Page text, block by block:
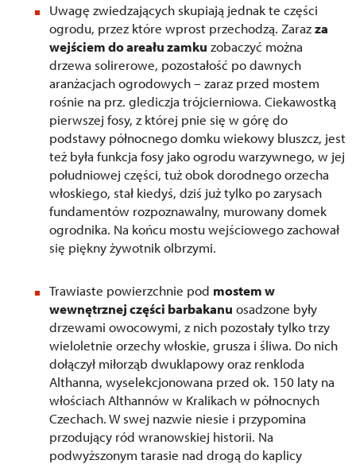
Uwagę zwiedzających skupiają jednak te części
ogrodu, przez które wprost przechodzą. Zarazza
wejściem do areału zamku zobaczyć można
drzewa solirerowe, pozostałość po dawnych
aranżacjach ogrodowych – zaraz przed mostem
rośnie na prz. glediczja trójcierniowa. Ciekawostką
pierwszej fosy, z której pnie się w górę do
podstawy północnego domku wiekowy bluszcz, jest
też była funkcja fosy jako ogrodu warzywnego, w jej
południowej części, tuż obok dorodnego orzecha
włoskiego, stał kiedyś, dziś już tylko po zarysach
fundamentów rozpoznawalny, murowany domek
ogrodnika. Na końcu mostu wejściowego zachował
się piękny żywotnik olbrzymi.
Trawiaste powierzchnie pod mostem w
wewnętrznej części barbakanu osadzone były
drzewami owocowymi, z nich pozostały tylko trzy
wieloletnie orzechy włoskie, grusza i śliwa. Do nich
dołączył miłorząb dwuklapowy oraz renkloda
Althanna, wyselekcjonowana przed ok. 150 laty na
włościach Althannów w Kralikach w północnych
Czechach. W swej nazwie niesie i przypomina
przodujący ród wranowskiej historii. Na
podwyższonym tarasie nad drogą do kaplicy